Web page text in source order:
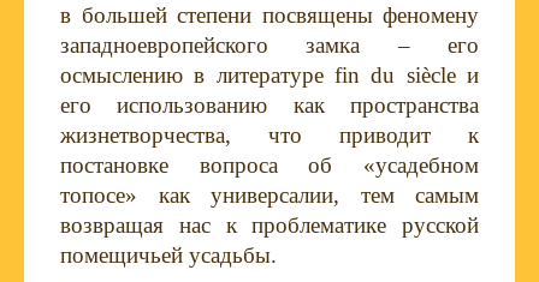
в большей степени посвящены феномену
западноевропейского замка – его
осмыслению в литературе fin du siècle и
его использованию как пространства
жизнетворчества, что приводит к
постановке вопроса об «усадебном
топосе» как универсалии, тем самым
возвращая нас к проблематике русской
помещичьей усадьбы.